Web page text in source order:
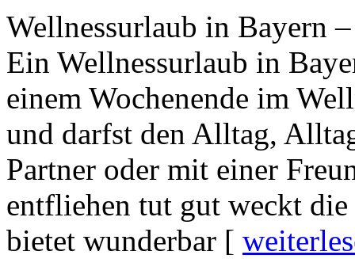
Wellnessurlaub in Bayern
Ein Wellnessurlaub in
einem Wochenende im
und darfst den Alltag,
Partner oder mit einer
entfliehen tut gut weckt die
bietet wunderbar [